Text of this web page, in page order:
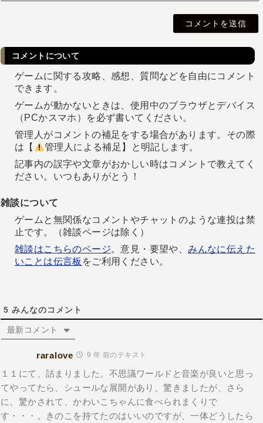
コメントについて
ゲームに関する攻略、感想、質問などを自由にコメント
できます。
ゲームが動かないときは、使用中のブラウザとデバイス
（PCかスマホ）を必ず書いてください。
管理人がコメントの補足をする場合があります。その際
は【
管理人による補足】と明記します。
記事内の誤字や文章がおかしい時はコメントで教えてく
ださい。いつもありがとう！
雑談について
ゲームと無関係なコメントやチャットのような連投は禁
止です。（雑談ページは除く）
雑談はこちらのページ。意見・要望や、みんなに伝えた
いことは伝言板 をご利用ください。
5 みんなのコメント
最新コメント
raralove 9 年 前のテキスト
１１にて、詰まりました。不思議ワールドと音楽が良いと思っ
てやってたら、シュールな展開があり、驚きましたが、さら
に、驚かされて、かわいこちゃんに食べられまくりで
す・・・。きのこを持てたのはいいのですが、一体どうしたら